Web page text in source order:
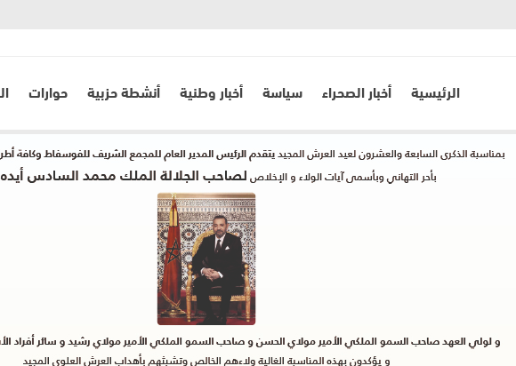
الرئيسية أخبار الصحراء سياسة أخبار وطنية أنشطة حزبية حوارات